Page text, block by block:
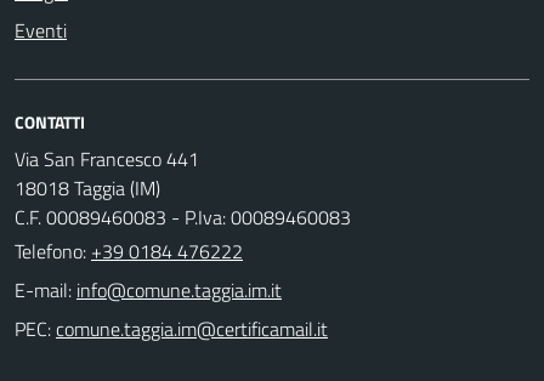
Eventi
CONTATTI
Via San Francesco 441
18018 Taggia (IM)
C.F. 00089460083 - P.Iva: 00089460083
Telefono: +39 0184 476222
E-mail:
PEC: